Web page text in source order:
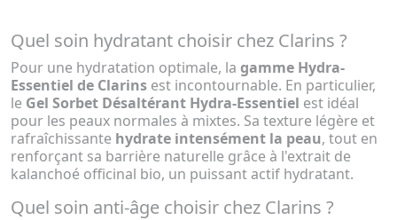
Quel soin hydratant choisir chez Clarins ?
Pour une hydratation optimale, la gamme Hydra-
Essentiel de Clarins est incontournable. En particulier,
le Gel Sorbet Désaltérant Hydra-Essentiel est idéal
pour les peaux normales à mixtes. Sa texture légère et
rafraîchissante hydrate intensément la peau, tout en
renforçant sa barrière naturelle grâce à l'extrait de
kalanchoé officinal bio, un puissant actif hydratant.
Quel soin anti-âge choisir chez Clarins ?